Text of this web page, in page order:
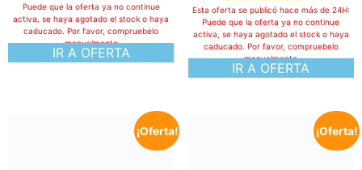
IR A OFERTA
Puede que la oferta ya no continue
activa, se haya agotado el stock o haya
caducado. Por favor, compruebelo
manualmente
IR A OFERTA
Esta oferta se publicó hace más de 24H:
Puede que la oferta ya no continue
activa, se haya agotado el stock o haya
caducado. Por favor, compruebelo
manualmente
¡Oferta! ¡Oferta!